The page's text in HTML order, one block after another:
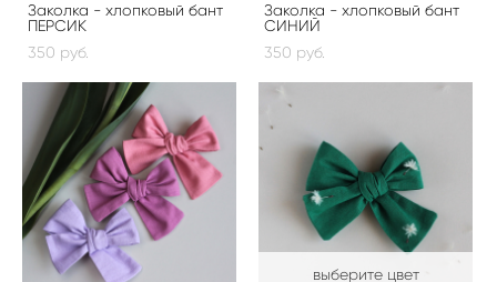
Заколка - хлопковый бант
ПЕРСИК
350 pуб.
Заколка - хлопковый бант
СИНИЙ
350 pуб.
выберите цвет